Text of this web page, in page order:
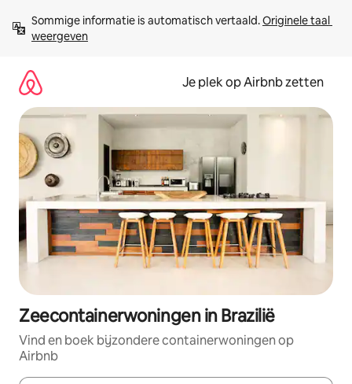
direct
naar
Sommige informatie is automatisch vertaald. Originele taal
weergeven
Je plek op Airbnb zetten
Zeecontainerwoningen in Brazilië
Vind en boek bijzondere containerwoningen op
Airbnb